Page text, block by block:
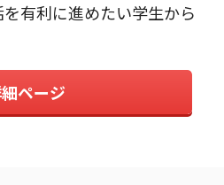
を有利に進めたい学生から
ページ